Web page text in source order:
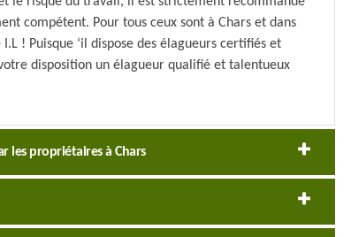
compétent. Pour tous ceux sont à Chars et dans
! Puisque ‘il dispose des élagueurs certifiés et
disposition un élagueur qualifié et talentueux
les propriétaires à Chars